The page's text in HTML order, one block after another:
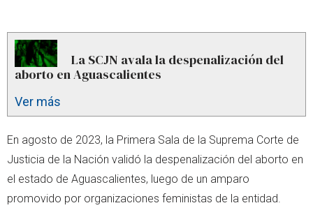
La SCJN avala la despenalización del
aborto en Aguascalientes
Ver más
En agosto de 2023, la Primera Sala de la Suprema Corte de
Justicia de la Nación validó la despenalización del aborto en
el estado de Aguascalientes, luego de un amparo
promovido por organizaciones feministas de la entidad.